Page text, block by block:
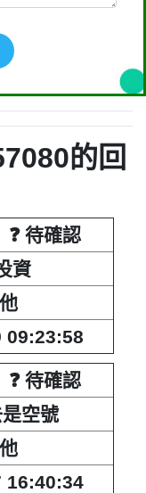
待確認
19:09:22
掛斷
21:18:53
待確認
掛
18:33:02
的回
❓ 待確認
資
09:23:58
❓ 待確認
空號
16:40:34